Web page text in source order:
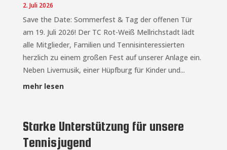
2. Juli 2026
Save the Date: Sommerfest & Tag der offenen Tür
am 19. Juli 2026! Der TC Rot-Weiß Mellrichstadt lädt
alle Mitglieder, Familien und Tennisinteressierten
herzlich zu einem großen Fest auf unserer Anlage ein.
Neben Livemusik, einer Hüpfburg für Kinder und...
mehr lesen
Starke Unterstützung für unsere
Tennisjugend